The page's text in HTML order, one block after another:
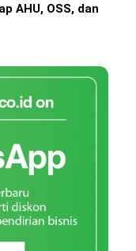
AHU, OSS, dan